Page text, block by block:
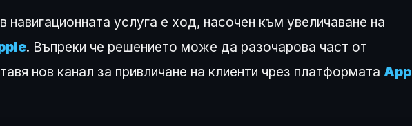
услуга е ход, насочен към увеличаване на
. Въпреки че решението може да разочарова част от
нов канал за привличане на клиенти чрез платформата